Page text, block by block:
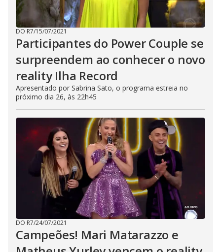
DO R7/15/07/2021
Participantes do Power Couple se
surpreendem ao conhecer o novo
reality Ilha Record
Apresentado por Sabrina Sato, o programa estreia no
próximo dia 26, às 22h45
DO R7/24/07/2021
Campeões! Mari Matarazzo e